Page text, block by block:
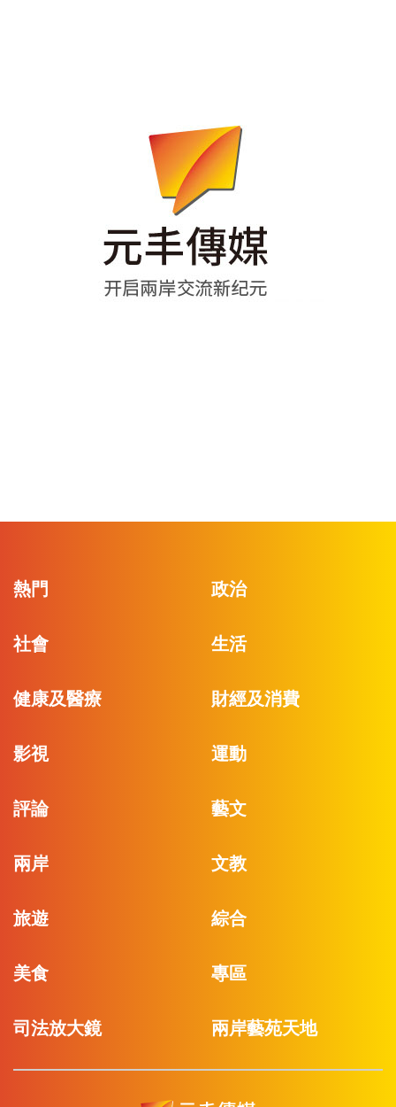
熱門 政治
社會 生活
健康及醫療 財經及消費
影視 運動
評論 藝文
兩岸 文教
旅遊 綜合
美食 專區
司法放大鏡 兩岸藝苑天地